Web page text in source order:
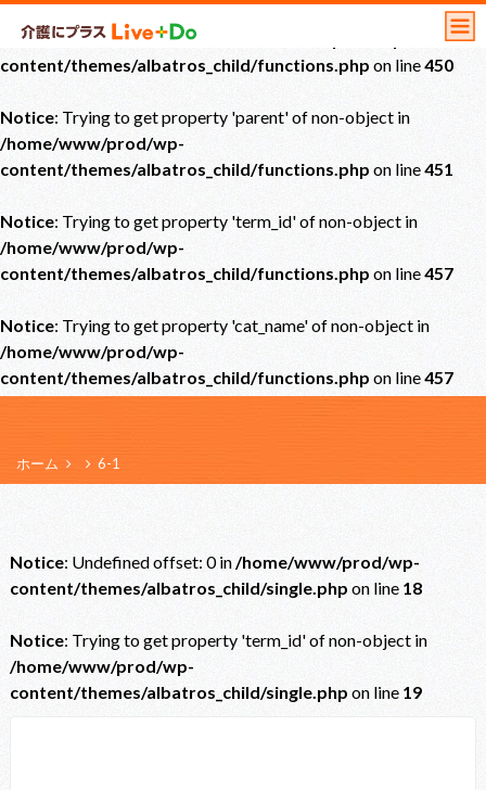
Notice: Undefined offset: 0 in
content/themes/albatros_child/functions.php on line450
Notice: Trying to get property 'parent' of non-object in
/home/www/prod/wp-
content/themes/albatros_child/functions.php on line451
Notice: Trying to get property 'term_id' of non-object in
/home/www/prod/wp-
content/themes/albatros_child/functions.php on line457
Notice: Trying to get property 'cat_name' of non-object in
/home/www/prod/wp-
content/themes/albatros_child/functions.php on line457
ホーム 6-1
Notice: Undefined offset: 0 in/home/www/prod/wp-
content/themes/albatros_child/single.php on line 18
Notice: Trying to get property 'term_id' of non-object in
/home/www/prod/wp-
content/themes/albatros_child/single.php on line 19